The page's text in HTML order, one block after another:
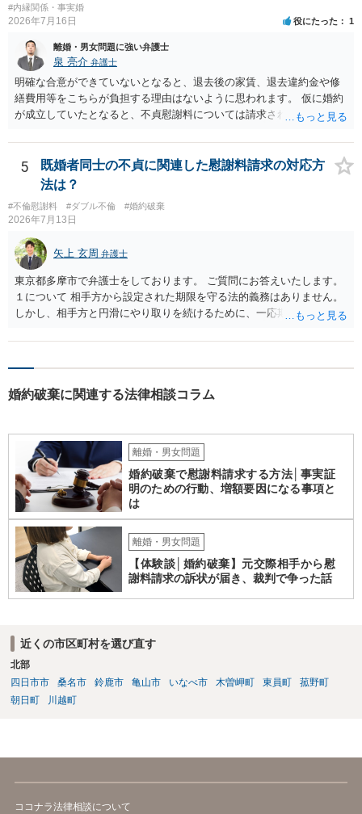
#内縁関係・事実婚
2026年7月16日 役にたった 1
離婚・男女問題に強い弁護士
泉 亮介 弁護士
明確な合意ができていないとなると、退去後の家賃、退去違約金や修
繕費用等をこちらが負担する理由はないように思われます。 仮に婚約
が成立していたとなると、不貞慰謝料については請求される可能性が
れば早めに弁護士に相談し、弁護士から回答をさせると良いでしょ
う。
5
既婚者同士の不貞に関連した慰謝料請求の対応方
法は？
#不倫慰謝料 #ダブル不倫 #婚約破棄
2026年7月13日
矢上 玄周 弁護士
東京都多摩市で弁護士をしております。 ご質問にお答えいたします。
１について 相手方から設定された期限を守る法的義務はありません。
しかし、相手方と円滑にやり取りを続けるために、一応期限を守って
が、期限を守らないのもご不安という場合には、「弁護士に相談して
は、法的には別の議論ではありますが、事実上の繋がりがないわけで
負担割合が高くなり、婚約破棄の慰謝料も払う必要が生じるという可
能性もないわけではありません。 ただし、法律上重婚は認められてい
ないので、既婚者同士の婚約が成立するかといわれると、成立しない
と判断される可能性の方が高いと思われます。 ３について 和解をする
際には、清算条項という定めを設けることがほとんどです。 清算条項
を定めることによって、「これをもってお互いに今後一切請求しな
い」ことを双方が誓約することになります。 上記はあくまでも一般論
としての回答となります。 詳細なご事情をお伺いすればより適切な回
答ができるかと存じます。 弁護士に相談すべき事案かと存じますの
で、お早めにご相談されることをお勧めいたします。
婚約破棄に関連する法律相談コラム
離婚・男女問題
婚約破棄で慰謝料請求する方法│事実証
明のための行動、増額要因になる事項と
は
離婚・男女問題
【体験談│婚約破棄】元交際相手から慰
謝料請求の訴状が届き、裁判で争った話
近くの市区町村を選び直す
北部
四日市市
桑名市 鈴鹿市 亀山市 いなべ市 木曽岬町 東員町
菰野町
朝日町
川越町
ココナラ法律相談について